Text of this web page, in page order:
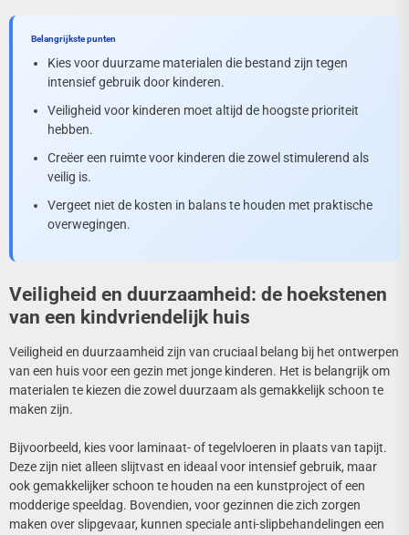
Belangrijkste punten
Kies voor duurzame materialen die bestand zijn tegen
intensief gebruik door kinderen.
Veiligheid voor kinderen moet altijd de hoogste prioriteit
hebben.
Creëer een ruimte voor kinderen die zowel stimulerend als
veilig is.
Vergeet niet de kosten in balans te houden met praktische
overwegingen.
Veiligheid en duurzaamheid: de hoekstenen
van een kindvriendelijk huis
Veiligheid en duurzaamheid zijn van cruciaal belang bij het ontwerpen
van een huis voor een gezin met jonge kinderen. Het is belangrijk om
materialen te kiezen die zowel duurzaam als gemakkelijk schoon te
maken zijn.
Bijvoorbeeld, kies voor laminaat- of tegelvloeren in plaats van tapijt.
Deze zijn niet alleen slijtvast en ideaal voor intensief gebruik, maar
ook gemakkelijker schoon te houden na een kunstproject of een
modderige speeldag. Bovendien, voor gezinnen die zich zorgen
maken over slipgevaar, kunnen speciale anti-slipbehandelingen een